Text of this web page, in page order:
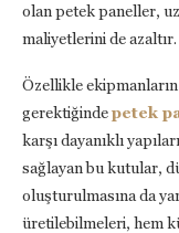
olan petek paneller,
maliyetlerini de azaltır.
Özellikle
gerektiğindepetek
karşı dayanıklı
sağlayan bu kutular,
oluşturulmasına da
üretilebilmeleri, hem